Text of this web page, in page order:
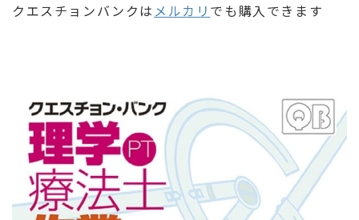
クエスチョンバンクは メルカリ でも購入できます